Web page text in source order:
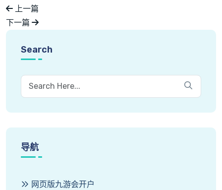
上一篇
下一篇
Search
导航
网页版九游会开户